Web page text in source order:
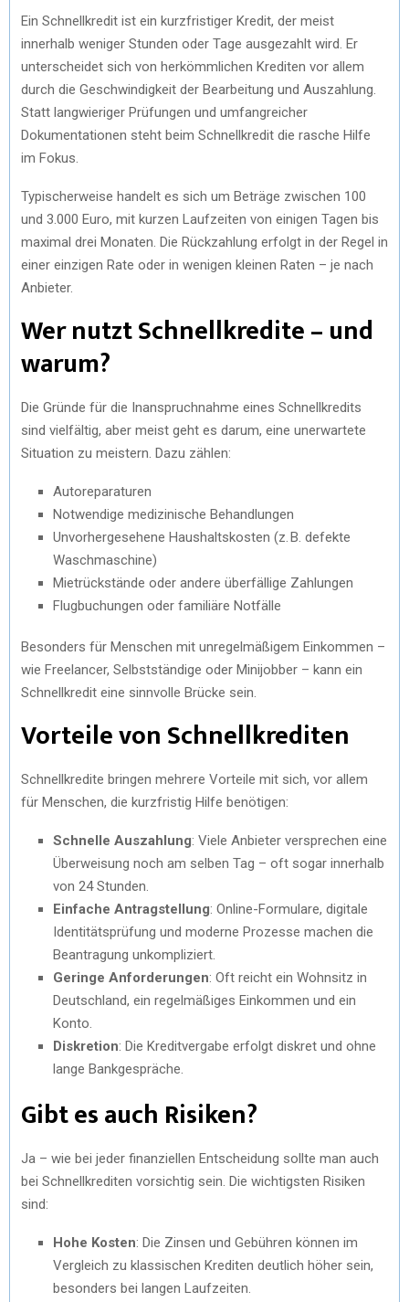
Ein Schnellkredit ist ein kurzfristiger Kredit, der meist
innerhalb weniger Stunden oder Tage ausgezahlt wird. Er
unterscheidet sich von herkömmlichen Krediten vor allem
durch die Geschwindigkeit der Bearbeitung und Auszahlung.
Statt langwieriger Prüfungen und umfangreicher
Dokumentationen steht beim Schnellkredit die rasche Hilfe
im Fokus.
Typischerweise handelt es sich um Beträge zwischen 100
und 3.000 Euro, mit kurzen Laufzeiten von einigen Tagen bis
maximal drei Monaten. Die Rückzahlung erfolgt in der Regel in
einer einzigen Rate oder in wenigen kleinen Raten – je nach
Anbieter.
Wer nutzt Schnellkredite – und
warum?
Die Gründe für die Inanspruchnahme eines Schnellkredits
sind vielfältig, aber meist geht es darum, eine unerwartete
Situation zu meistern. Dazu zählen:
Autoreparaturen
Notwendige medizinische Behandlungen
Unvorhergesehene Haushaltskosten (z. B. defekte
Waschmaschine)
Mietrückstände oder andere überfällige Zahlungen
Flugbuchungen oder familiäre Notfälle
Besonders für Menschen mit unregelmäßigem Einkommen –
wie Freelancer, Selbstständige oder Minijobber – kann ein
Schnellkredit eine sinnvolle Brücke sein.
Vorteile von Schnellkrediten
Schnellkredite bringen mehrere Vorteile mit sich, vor allem
für Menschen, die kurzfristig Hilfe benötigen:
Schnelle Auszahlung: Viele Anbieter versprechen eine
Überweisung noch am selben Tag – oft sogar innerhalb
von 24 Stunden.
Einfache Antragstellung: Online-Formulare, digitale
Identitätsprüfung und moderne Prozesse machen die
Beantragung unkompliziert.
Geringe Anforderungen: Oft reicht ein Wohnsitz in
Deutschland, ein regelmäßiges Einkommen und ein
Konto.
Diskretion: Die Kreditvergabe erfolgt diskret und ohne
lange Bankgespräche.
Gibt es auch Risiken?
Ja – wie bei jeder finanziellen Entscheidung sollte man auch
bei Schnellkrediten vorsichtig sein. Die wichtigsten Risiken
sind:
Hohe Kosten: Die Zinsen und Gebühren können im
Vergleich zu klassischen Krediten deutlich höher sein,
besonders bei langen Laufzeiten.